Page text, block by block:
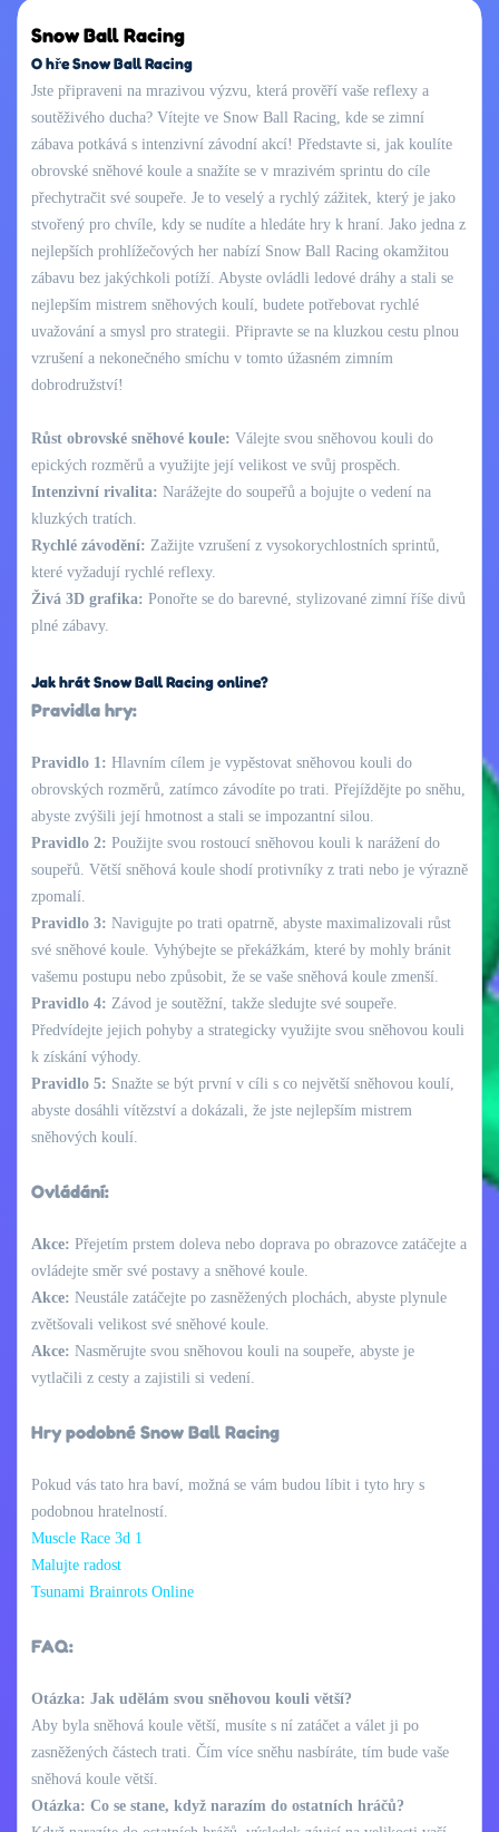
Snow Ball Racing
O hře Snow Ball Racing
Jste připraveni na mrazivou výzvu, která prověří vaše reflexy a
soutěživého ducha? Vítejte ve Snow Ball Racing, kde se zimní
zábava potkává s intenzivní závodní akcí! Představte si, jak koulíte
obrovské sněhové koule a snažíte se v mrazivém sprintu do cíle
přechytračit své soupeře. Je to veselý a rychlý zážitek, který je jako
stvořený pro chvíle, kdy se nudíte a hledáte hry k hraní. Jako jedna z
nejlepších prohlížečových her nabízí Snow Ball Racing okamžitou
zábavu bez jakýchkoli potíží. Abyste ovládli ledové dráhy a stali se
nejlepším mistrem sněhových koulí, budete potřebovat rychlé
uvažování a smysl pro strategii. Připravte se na kluzkou cestu plnou
vzrušení a nekonečného smíchu v tomto úžasném zimním
dobrodružství!
Růst obrovské sněhové koule: Válejte svou sněhovou kouli do
epických rozměrů a využijte její velikost ve svůj prospěch.
Intenzivní rivalita: Narážejte do soupeřů a bojujte o vedení na
kluzkých tratích.
Rychlé závodění: Zažijte vzrušení z vysokorychlostních sprintů,
které vyžadují rychlé reflexy.
Živá 3D grafika: Ponořte se do barevné, stylizované zimní říše divů
plné zábavy.
Jak hrát Snow Ball Racing online?
Pravidla hry:
Pravidlo 1: Hlavním cílem je vypěstovat sněhovou kouli do
obrovských rozměrů, zatímco závodíte po trati. Přejíždějte po sněhu,
abyste zvýšili její hmotnost a stali se impozantní silou.
Pravidlo 2: Použijte svou rostoucí sněhovou kouli k narážení do
soupeřů. Větší sněhová koule shodí protivníky z trati nebo je výrazně
zpomalí.
Pravidlo 3: Navigujte po trati opatrně, abyste maximalizovali růst
své sněhové koule. Vyhýbejte se překážkám, které by mohly bránit
vašemu postupu nebo způsobit, že se vaše sněhová koule zmenší.
Pravidlo 4: Závod je soutěžní, takže sledujte své soupeře.
Předvídejte jejich pohyby a strategicky využijte svou sněhovou kouli
k získání výhody.
Pravidlo 5: Snažte se být první v cíli s co největší sněhovou koulí,
abyste dosáhli vítězství a dokázali, že jste nejlepším mistrem
sněhových koulí.
Ovládání:
Akce: Přejetím prstem doleva nebo doprava po obrazovce zatáčejte a
ovládejte směr své postavy a sněhové koule.
Akce: Neustále zatáčejte po zasněžených plochách, abyste plynule
zvětšovali velikost své sněhové koule.
Akce: Nasměrujte svou sněhovou kouli na soupeře, abyste je
vytlačili z cesty a zajistili si vedení.
Hry podobné Snow Ball Racing
Pokud vás tato hra baví, možná se vám budou líbit i tyto hry s
podobnou hratelností.
Muscle Race 3d 1
Malujte radost
Tsunami Brainrots Online
FAQ:
Otázka: Jak udělám svou sněhovou kouli větší?
Aby byla sněhová koule větší, musíte s ní zatáčet a válet ji po
zasněžených částech trati. Čím více sněhu nasbíráte, tím bude vaše
sněhová koule větší.
Otázka: Co se stane, když narazím do ostatních hráčů?